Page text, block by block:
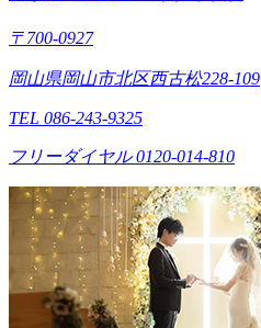
〒700-0927
岡山県岡山市北区西古松228-109
TEL 086-243-9325
フリーダイヤル 0120-014-810